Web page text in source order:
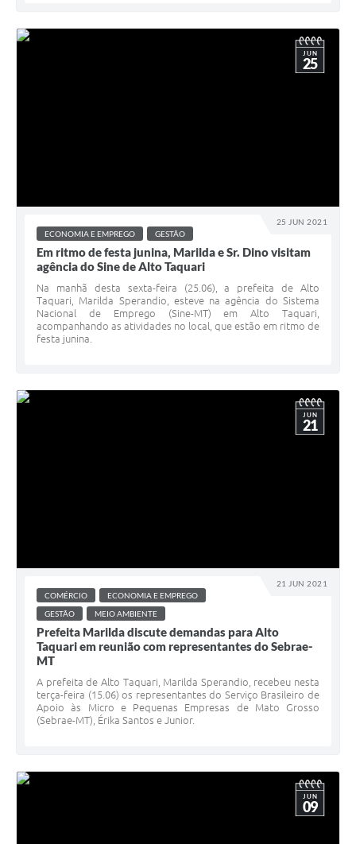
25 JUN 2021
JUN
25
ECONOMIA E EMPREGO GESTÃO
Em ritmo de festa junina, Marilda e Sr. Dino visitam
agência do Sine de Alto Taquari
Na manhã desta sexta-feira (25.06), a prefeita de Alto
Taquari, Marilda Sperandio, esteve na agência do Sistema
Nacional de Emprego (Sine-MT) em Alto Taquari,
acompanhando as atividades no local, que estão em ritmo de
festa junina.
21 JUN 2021
JUN
21
COMÉRCIO
ECONOMIA E EMPREGO
GESTÃO
MEIO AMBIENTE
Prefeita Marilda discute demandas para Alto
Taquari em reunião com representantes do Sebrae-
MT
A prefeita de Alto Taquari, Marilda Sperandio, recebeu nesta
terça-feira (15.06) os representantes do Serviço Brasileiro de
Apoio às Micro e Pequenas Empresas de Mato Grosso
(Sebrae-MT), Érika Santos e Junior.
JUN
09